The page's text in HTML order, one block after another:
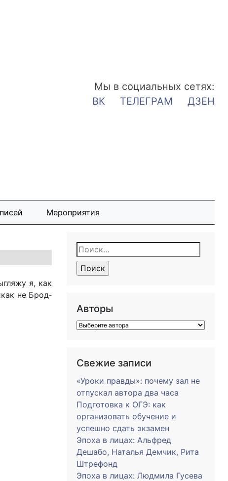
Мы в социальных сетях:
ВК
ТЕЛЕГРАМ ДЗЕН
Мероприятия
я, как
не Брод­
Найти:
Авторы
Свежие записи
«Уроки правды»: почему зал не
отпускал автора два часа
Подготовка к ОГЭ: как
организовать обучение и
успешно сдать экзамен
Эпоха в лицах: Альфред
Дешабо, Наталья Демчик, Рита
Штрефонд
Эпоха в лицах: Людмила Гусева